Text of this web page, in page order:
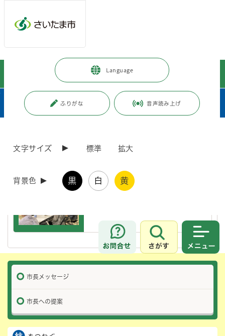
Language
ふりがな 音声読み上げ
文字サイズ 標準 拡大
背景色 黒 白 黄
お問合せ
さがす
市政情報 市長の部屋 > “絆”をつなぐ
タウンミーティング
今後の開催予定
令和8年度さいたま市タウンミー
市長メッセージ
市長への提案